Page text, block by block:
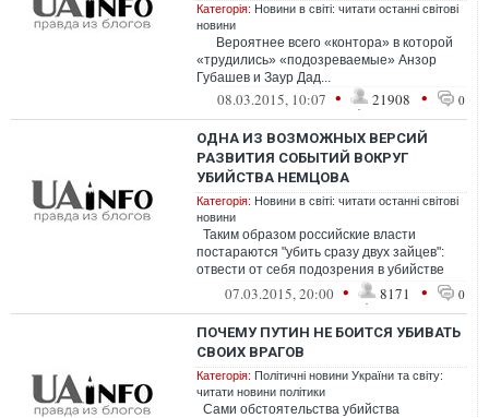
Категорія: Новини в світі: читати останні світові
новини
Вероятнее всего «контора» в которой
«трудились» «подозреваемые» Анзор
Губашев и Заур Дад...
08.03.2015, 10:07 • 21908 • 0
ОДНА ИЗ ВОЗМОЖНЫХ ВЕРСИЙ
РАЗВИТИЯ СОБЫТИЙ ВОКРУГ
УБИЙСТВА НЕМЦОВА
Категорія: Новини в світі: читати останні світові
новини
Таким образом российские власти
постараются "убить сразу двух зайцев":
отвести от себя подозрения в убийстве
Немцова и обвинить украинцев в ор...
07.03.2015, 20:00 • 8171 • 0
ПОЧЕМУ ПУТИН НЕ БОИТСЯ УБИВАТЬ
СВОИХ ВРАГОВ
Категорія: Політичні новини України та світу:
читати новини політики
Сами обстоятельства убийства